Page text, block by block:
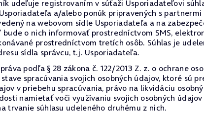
udeľuje registrovaním v súťaži Usporiadateľovi
a/alebo ponúk pripravených s
na webovom sídle Usporiadateľa a na
o nich informovať prostredníctvom SMS,
prostredníctvom tretích osôb. Súhlas je
sídla správcu, t.j. Usporiadateľa.
podľa § 28 zákona č. 122/2013 Z. z. o ochrane
spracúvania svojich osobných údajov, ktoré sú
v priebehu spracúvania, právo na likvidáciu
namietať voči využívaniu svojich osobných
trvanie súhlasu udeleného druhému z nich.